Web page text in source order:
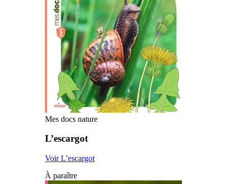
Mes docs nature
L’escargot
Voir L’escargot
À paraître